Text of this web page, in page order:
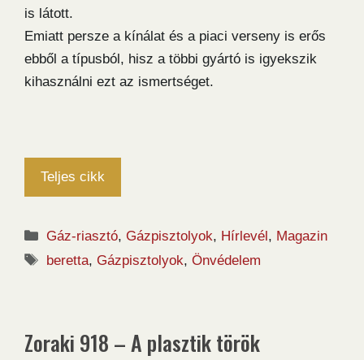
is látott.
Emiatt persze a kínálat és a piaci verseny is erős
ebből a típusból, hisz a többi gyártó is igyekszik
kihasználni ezt az ismertséget.
Teljes cikk
Kategória
Gáz-riasztó, Gázpisztolyok, Hírlevél , Magazin
Címkék
beretta, Gázpisztolyok,Önvédelem
Zoraki 918 – A plasztik török